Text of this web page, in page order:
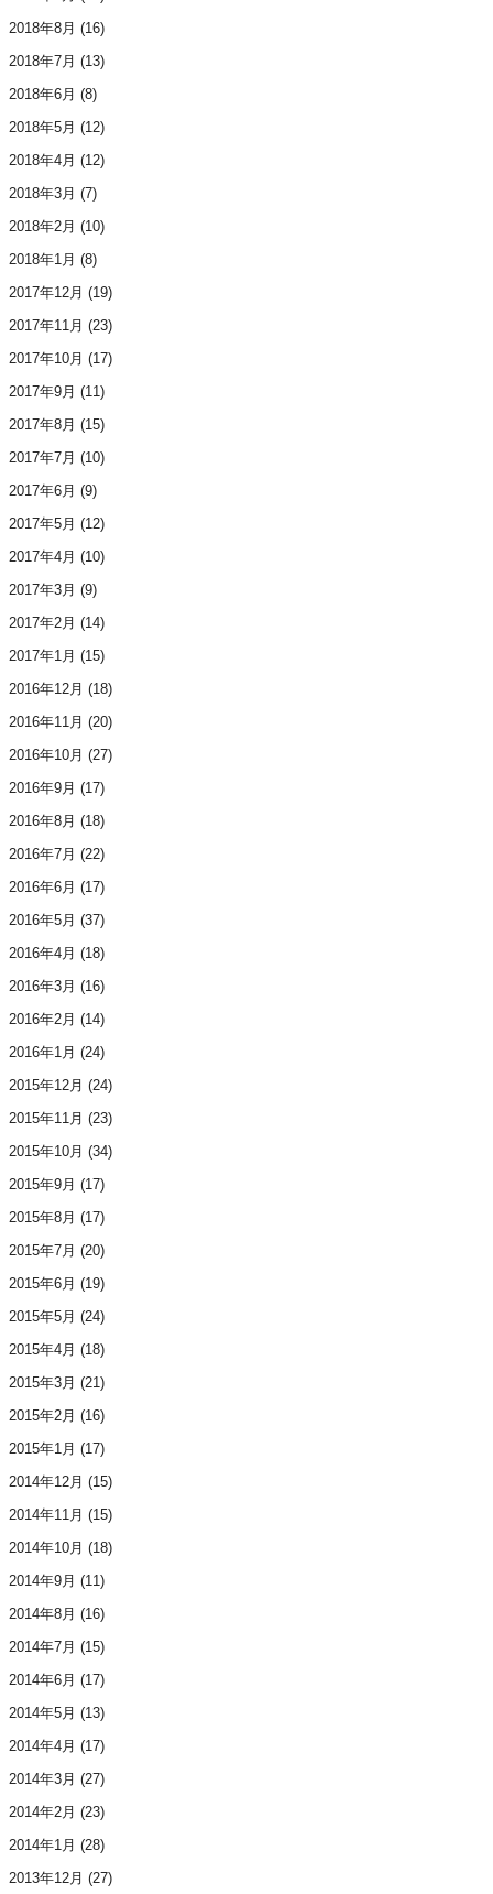
2018年8月 (16)
2018年7月 (13)
2018年6月 (8)
2018年5月 (12)
2018年4月 (12)
2018年3月 (7)
2018年2月 (10)
2018年1月 (8)
2017年12月 (19)
2017年11月 (23)
2017年10月 (17)
2017年9月 (11)
2017年8月 (15)
2017年7月 (10)
2017年6月 (9)
2017年5月 (12)
2017年4月 (10)
2017年3月 (9)
2017年2月 (14)
2017年1月 (15)
2016年12月 (18)
2016年11月 (20)
2016年10月 (27)
2016年9月 (17)
2016年8月 (18)
2016年7月 (22)
2016年6月 (17)
2016年5月 (37)
2016年4月 (18)
2016年3月 (16)
2016年2月 (14)
2016年1月 (24)
2015年12月 (24)
2015年11月 (23)
2015年10月 (34)
2015年9月 (17)
2015年8月 (17)
2015年7月 (20)
2015年6月 (19)
2015年5月 (24)
2015年4月 (18)
2015年3月 (21)
2015年2月 (16)
2015年1月 (17)
2014年12月 (15)
2014年11月 (15)
2014年10月 (18)
2014年9月 (11)
2014年8月 (16)
2014年7月 (15)
2014年6月 (17)
2014年5月 (13)
2014年4月 (17)
2014年3月 (27)
2014年2月 (23)
2014年1月 (28)
2013年12月 (27)